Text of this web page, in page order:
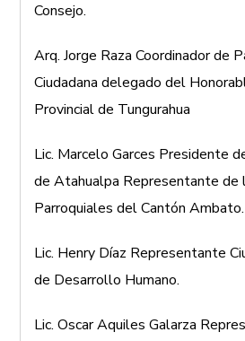
Consejo.
Arq. Jorge RazaCoordinador de
Ciudadana delegado del
Provincial de Tungurahua
Lic. Marcelo Garces Presidente
de Atahualpa Representante de
Parroquiales del Cantón Ambato.
Lic. Henry Díaz Representante
de Desarrollo Humano.
Lic. Oscar Aquiles Galarza